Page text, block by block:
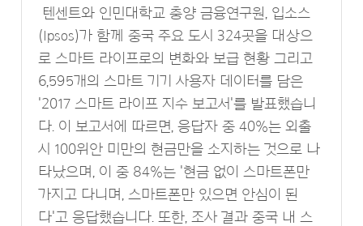
텐센트와 인민대학교 충양 금융연구원, 입소스
(Ipsos)가 함께 중국 주요 도시 324곳을 대상으
로 스마트 라이프로의 변화와 보급 현황 그리고
6,595개의 스마트 기기 사용자 데이터를 담은
'2017 스마트 라이프 지수 보고서'를 발표했습니
다. 이 보고서에 따르면, 응답자 중 40%는 외출
시 100위안 미만의 현금만을 소지하는 것으로 나
타났으며, 이 중 84%는 '현금 없이 스마트폰만
가지고 다니며, 스마트폰만 있으면 안심이 된
다'고 응답했습니다. 또한, 조사 결과 중국 내 스